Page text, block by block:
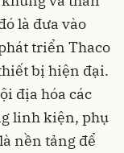
là đưa vào
triển Thaco
bị hiện đại.
địa hóa các
linh kiện, phụ
nền tảng để